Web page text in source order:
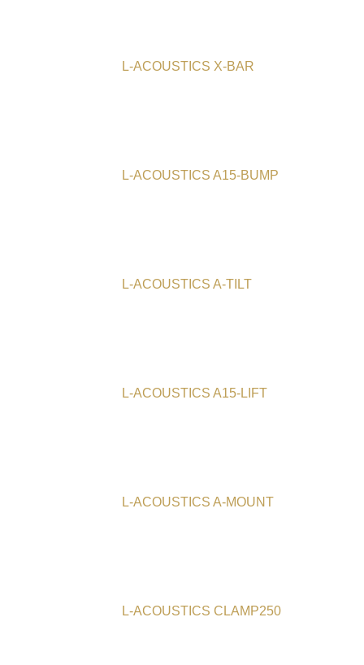
L-ACOUSTICS X-BAR
L-ACOUSTICS A15-BUMP
L-ACOUSTICS A-TILT
L-ACOUSTICS A15-LIFT
L-ACOUSTICS A-MOUNT
L-ACOUSTICS CLAMP250